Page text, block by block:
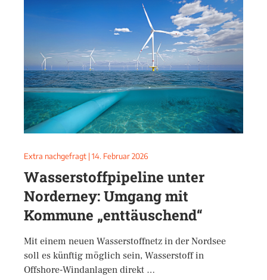
Extra nachgefragt | 14. Februar 2026
Wasserstoffpipeline unter
Norderney: Umgang mit
Kommune „enttäuschend“
Mit einem neuen Wasserstoffnetz in der Nordsee
soll es künftig möglich sein, Wasserstoff in
Offshore-Windanlagen direkt …